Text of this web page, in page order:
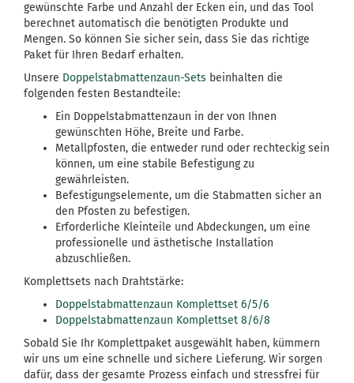
gewünschte Farbe und Anzahl der Ecken ein, und das Tool
berechnet automatisch die benötigten Produkte und
Mengen. So können Sie sicher sein, dass Sie das richtige
Paket für Ihren Bedarf erhalten.
Unsere Doppelstabmattenzaun-Sets beinhalten die
folgenden festen Bestandteile:
Ein Doppelstabmattenzaun in der von Ihnen
gewünschten Höhe, Breite und Farbe.
Metallpfosten, die entweder rund oder rechteckig sein
können, um eine stabile Befestigung zu
gewährleisten.
Befestigungselemente, um die Stabmatten sicher an
den Pfosten zu befestigen.
Erforderliche Kleinteile und Abdeckungen, um eine
professionelle und ästhetische Installation
abzuschließen.
Komplettsets nach Drahtstärke:
Doppelstabmattenzaun Komplettset 6/5/6
Doppelstabmattenzaun Komplettset 8/6/8
Sobald Sie Ihr Komplettpaket ausgewählt haben, kümmern
wir uns um eine schnelle und sichere Lieferung. Wir sorgen
dafür, dass der gesamte Prozess einfach und stressfrei für